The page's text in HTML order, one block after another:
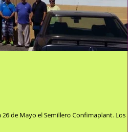
de Mayo el Semillero Confimaplant. Los